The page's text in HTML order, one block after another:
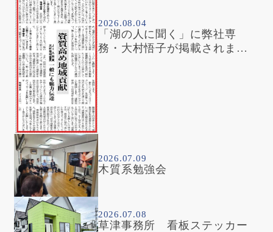
2026.08.04
「湖の人に聞く」に弊社専
務・大村悟子が掲載されまし
2026.07.09
木質系勉強会
2026.07.08
草津事務所 看板ステッカー